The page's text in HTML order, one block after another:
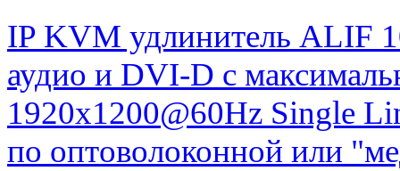
IP KVM удлинитель ALIF
аудио и DVI-D с
1920x1200@60Hz Single
по оптоволоконной или